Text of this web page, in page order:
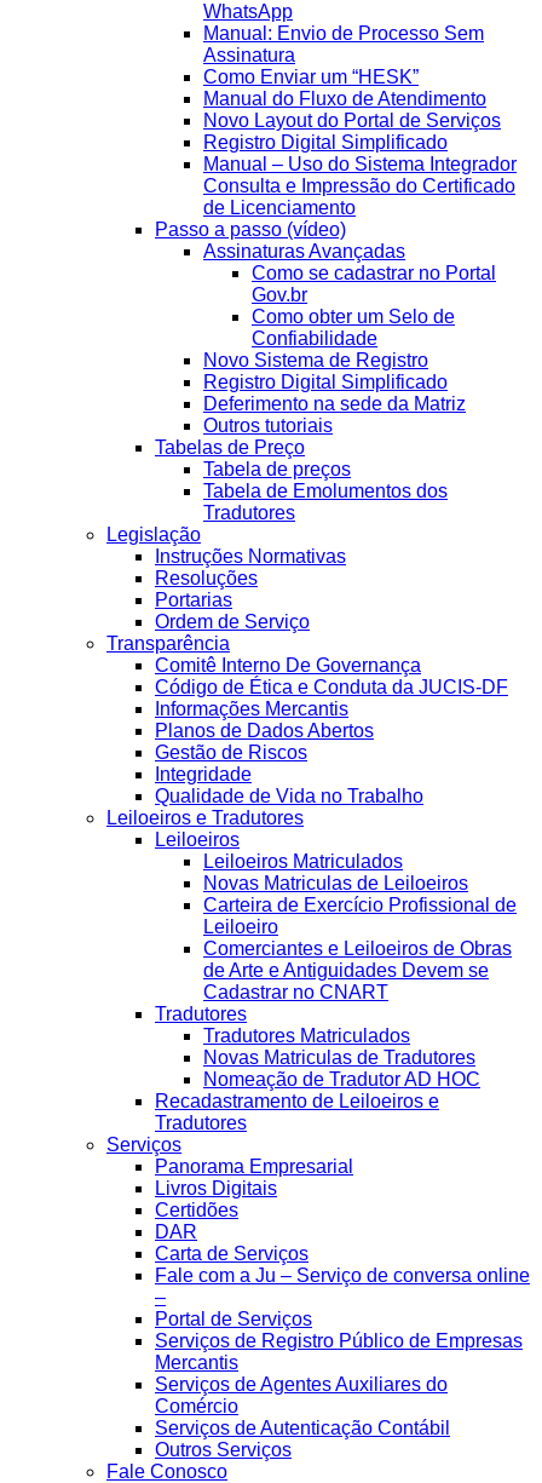
WhatsApp
Manual: Envio de Processo Sem
Assinatura
Como Enviar um “HESK”
Manual do Fluxo de Atendimento
Novo Layout do Portal de Serviços
Registro Digital Simplificado
Manual – Uso do Sistema Integrador
Consulta e Impressão do Certificado
de Licenciamento
Passo a passo (vídeo)
Assinaturas Avançadas
Como se cadastrar no Portal
Gov.br
Como obter um Selo de
Confiabilidade
Novo Sistema de Registro
Registro Digital Simplificado
Deferimento na sede da Matriz
Outros tutoriais
Tabelas de Preço
Tabela de preços
Tabela de Emolumentos dos
Tradutores
Legislação
Instruções Normativas
Resoluções
Portarias
Ordem de Serviço
Transparência
Comitê Interno De Governança
Código de Ética e Conduta da JUCIS-DF
Informações Mercantis
Planos de Dados Abertos
Gestão de Riscos
Integridade
Qualidade de Vida no Trabalho
Leiloeiros e Tradutores
Leiloeiros
Leiloeiros Matriculados
Novas Matriculas de Leiloeiros
Carteira de Exercício Profissional de
Leiloeiro
Comerciantes e Leiloeiros de Obras
de Arte e Antiguidades Devem se
Cadastrar no CNART
Tradutores
Tradutores Matriculados
Novas Matriculas de Tradutores
Nomeação de Tradutor AD HOC
Recadastramento de Leiloeiros e
Tradutores
Serviços
Panorama Empresarial
Livros Digitais
Certidões
DAR
Carta de Serviços
Fale com a Ju – Serviço de conversa online
–
Portal de Serviços
Serviços de Registro Público de Empresas
Mercantis
Serviços de Agentes Auxiliares do
Comércio
Serviços de Autenticação Contábil
Outros Serviços
Fale Conosco